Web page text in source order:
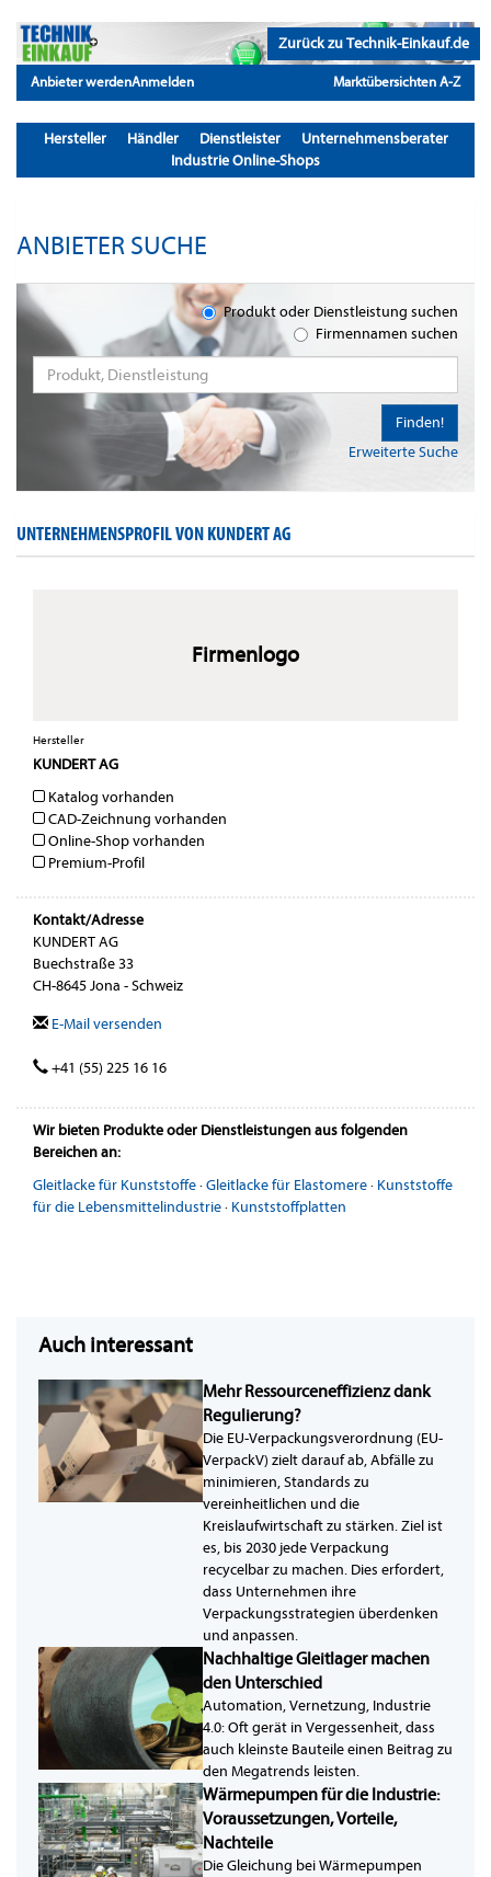
Zurück zu Technik-Einkauf.de
Anbieter werdenAnmelden Marktübersichten A-Z
Hersteller Händler Dienstleister
Unternehmensberater
Industrie Online-Shops
ANBIETER SUCHE
Produkt oder Dienstleistung suchen
Firmennamen suchen
Erweiterte Suche
Finden!
UNTERNEHMENSPROFIL VON KUNDERT AG
Firmenlogo
Hersteller
KUNDERT AG
Katalog vorhanden
CAD-Zeichnung vorhanden
Online-Shop vorhanden
Premium-Profil
Kontakt/Adresse
KUNDERT AG
Buechstraße 33
CH-8645 Jona - Schweiz
E-Mail versenden
+41 (55) 225 16 16
Wir bieten Produkte oder Dienstleistungen aus folgenden
Bereichen an:
Gleitlacke für Kunststoffe·Gleitlacke für Elastomere· Kunststoffe
für die Lebensmittelindustrie· Kunststoffplatten
Auch interessant
Mehr Ressourceneffizienz dank
Regulierung?
Die EU-Verpackungsverordnung (EU-
VerpackV) zielt darauf ab, Abfälle zu
minimieren, Standards zu
vereinheitlichen und die
Kreislaufwirtschaft zu stärken. Ziel ist
es, bis 2030 jede Verpackung
recycelbar zu machen. Dies erfordert,
dass Unternehmen ihre
Verpackungsstrategien überdenken
und anpassen.
Nachhaltige Gleitlager machen
den Unterschied
Automation, Vernetzung, Industrie
4.0: Oft gerät in Vergessenheit, dass
auch kleinste Bauteile einen Beitrag zu
den Megatrends leisten.
Wärmepumpen für die Industrie:
Voraussetzungen, Vorteile,
Nachteile
Die Gleichung bei Wärmepumpen